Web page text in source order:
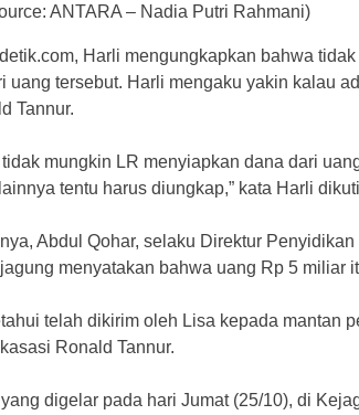
ANTARA – Nadia Putri Rahmani)
Harli mengungkapkan bahwa
uang tersebut. Harli mengaku yakin kalau
Tannur.
mungkin LR menyiapkan dana dari
tentu harus diungkap,” kata Harli
Abdul Qohar, selaku Direktur
menyatakan bahwa uang Rp 5 miliar
telah dikirim oleh Lisa kepada mantan
Ronald Tannur.
digelar pada hari Jumat (25/10), di